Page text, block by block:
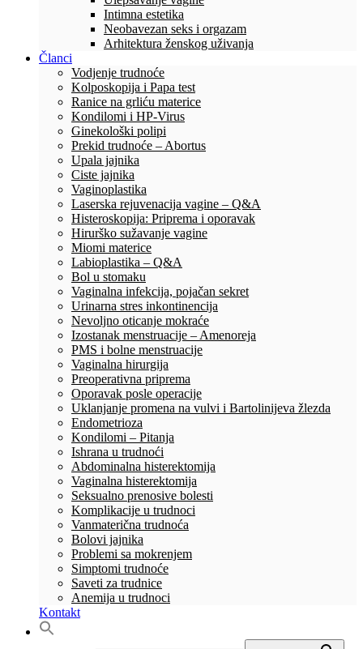
Intimna estetika
Neobavezan seks i orgazam
Arhitektura ženskog uživanja
Članci
Vodjenje trudnoće
Kolposkopija i Papa test
Ranice na grliću materice
Kondilomi i HP-Virus
Ginekološki polipi
Prekid trudnoće – Abortus
Upala jajnika
Ciste jajnika
Vaginoplastika
Laserska rejuvenacija vagine – Q&A
Histeroskopija: Priprema i oporavak
Hirurško sužavanje vagine
Miomi materice
Labioplastika – Q&A
Bol u stomaku
Vaginalna infekcija, pojačan sekret
Urinarna stres inkontinencija
Nevoljno oticanje mokraće
Izostanak menstruacije – Amenoreja
PMS i bolne menstruacije
Vaginalna hirurgija
Preoperativna priprema
Oporavak posle operacije
Uklanjanje promena na vulvi i Bartolinijeva žlezda
Endometrioza
Kondilomi – Pitanja
Ishrana u trudnoći
Abdominalna histerektomija
Vaginalna histerektomija
Seksualno prenosive bolesti
Komplikacije u trudnoci
Vanmaterična trudnoća
Bolovi jajnika
Problemi sa mokrenjem
Simptomi trudnoće
Saveti za trudnice
Anemija u trudnoci
Kontakt